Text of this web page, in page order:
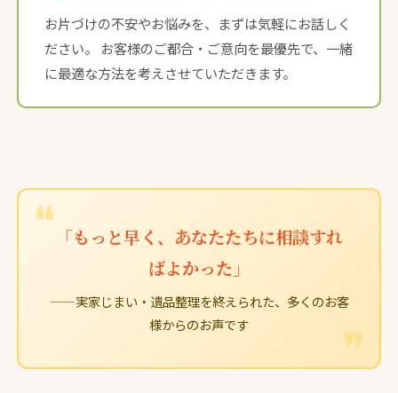
お片づけの不安やお悩みを、まずは気軽にお話しく
ださい。 お客様のご都合・ご意向を最優先で、一緒
に最適な方法を考えさせていただきます。
「もっと早く、あなたたちに相談すれ
ばよかった」
——実家じまい・遺品整理を終えられた、多くのお客
様からのお声です